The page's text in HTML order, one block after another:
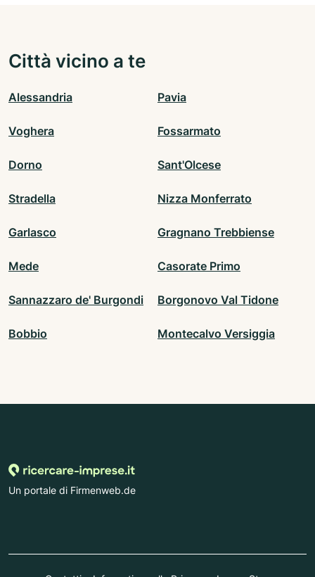
Città vicino a te
Alessandria Pavia
Voghera Fossarmato
Dorno Sant'Olcese
Stradella Nizza Monferrato
Garlasco Gragnano Trebbiense
Mede Casorate Primo
Sannazzaro de' Burgondi Borgonovo Val Tidone
Bobbio Montecalvo Versiggia
Un portale di Firmenweb.de